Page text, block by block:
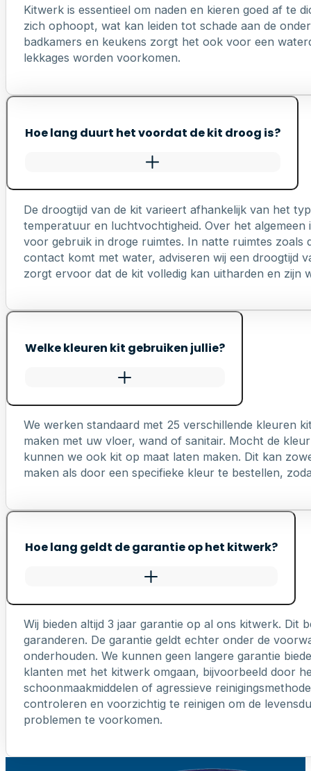
Kitwerk is essentieel om naden en kieren goed af te
zich ophoopt, wat kan leiden tot schade aan de
badkamers en keukens zorgt het ook voor een
lekkages worden voorkomen.
Hoe lang duurt het voordat de kit droog is?
De droogtijd van de kit varieert afhankelijk van het
temperatuur en luchtvochtigheid. Over het
voor gebruik in droge ruimtes. In natte ruimtes zoals
contact komt met water, adviseren wij een droogtijd
zorgt ervoor dat de kit volledig kan uitharden en zijn
Welke kleuren kit gebruiken jullie?
We werken standaard met 25 verschillende kleuren
maken met uw vloer, wand of sanitair. Mocht de
kunnen we ook kit op maat laten maken. Dit kan
maken als door een specifieke kleur te bestellen,
Hoe lang geldt de garantie op het kitwerk?
Wij bieden altijd 3 jaar garantie op al ons kitwerk. Dit
garanderen. De garantie geldt echter onder de
onderhouden. We kunnen geen langere garantie
klanten met het kitwerk omgaan, bijvoorbeeld door
schoonmaakmiddelen of agressieve
controleren en voorzichtig te reinigen om de
problemen te voorkomen.